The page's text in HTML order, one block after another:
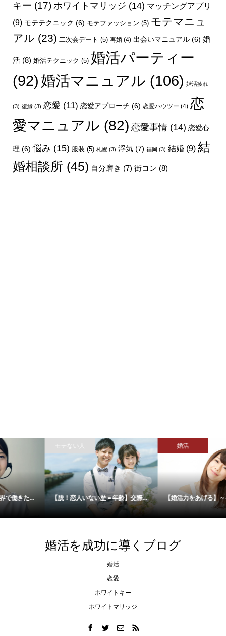
キー (17)ホワイトマリッジ (14) マッチングアプリ
(9) モテテクニック (6) モテファッション (5) モテマニュ
アル (23) 二次会デート (5) 再婚(4) 出会いマニュアル(6) 婚
活(8) 婚活テクニック (5) 婚活パーティー
(92) 婚活マニュアル (106) 婚活疲れ
(3) 復縁(3) 恋愛 (11) 恋愛アプローチ (6) 恋愛ハウツー (4) 恋
愛マニュアル (82) 恋愛事情(14) 恋愛心
理 (6) 悩み (15) 服装 (5) 札幌(3) 浮気(7) 福岡 (3) 結婚(9) 結
婚相談所 (45) 自分磨き (7) 街コン (8)
【脱！恋人いない歴＝年齢】交際...
婚活
【婚活力をあげる】～ネガティブ...
婚活を成功に導くブログ
婚活
恋愛
ホワイトキー
ホワイトマリッジ